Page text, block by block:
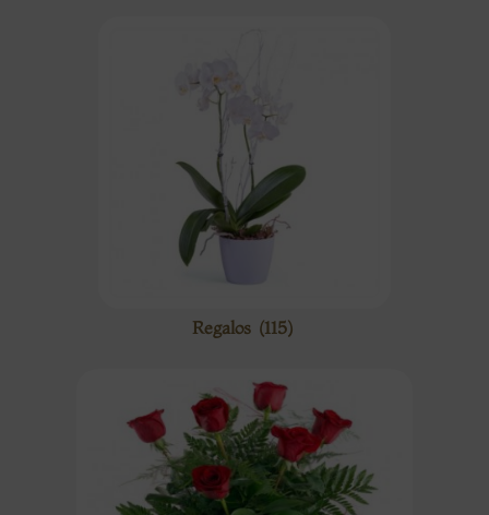
Regalos (115)